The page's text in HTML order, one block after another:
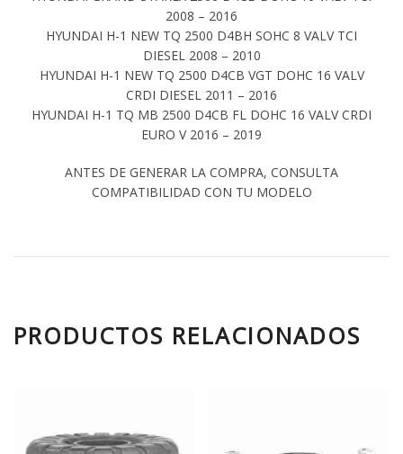
2008 – 2016
HYUNDAI H-1 NEW TQ 2500 D4BH SOHC 8 VALV TCI
DIESEL 2008 – 2010
HYUNDAI H-1 NEW TQ 2500 D4CB VGT DOHC 16 VALV
CRDI DIESEL 2011 – 2016
HYUNDAI H-1 TQ MB 2500 D4CB FL DOHC 16 VALV CRDI
EURO V 2016 – 2019
ANTES DE GENERAR LA COMPRA, CONSULTA
COMPATIBILIDAD CON TU MODELO
PRODUCTOS RELACIONADOS